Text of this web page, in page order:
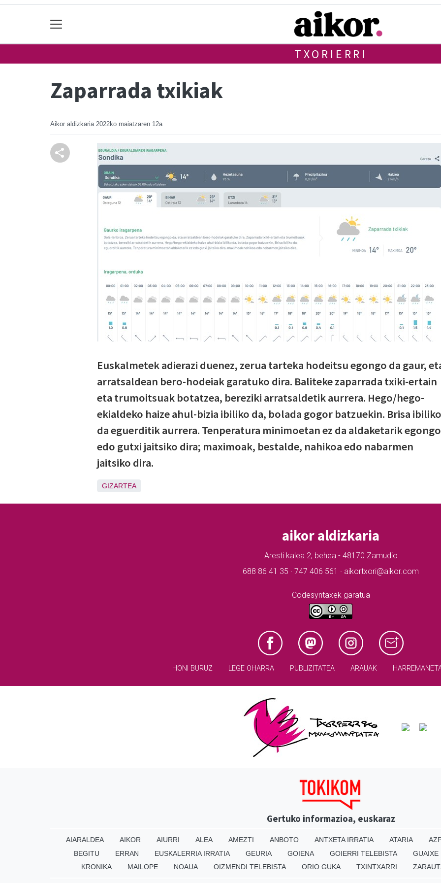
TXORIERRI
Zaparrada txikiak
Aikor aldizkaria 2022ko maiatzaren 12a
Euskalmetek adierazi duenez, zerua tarteka hodeitsu egongo da gaur,
arratsaldean bero-hodeiak garatuko dira. Baliteke zaparrada txiki-ertain
eta trumoitsuak botatzea, bereziki arratsaldetik aurrera. Hego/hego-
ekialdeko haize ahul-bizia ibiliko da, bolada gogor batzuekin. Brisa ibiliko
da eguerditik aurrera. Tenperatura minimoetan ez da aldaketarik
edo gutxi jaitsiko dira; maximoak, bestalde, nahikoa edo nabarmen
jaitsiko dira.
GIZARTEA
aikor aldizkaria
Aresti kalea 2, behea - 48170 Zamudio
688 86 41 35 · 747 406 561 · aikortxori@aikor.com
Codesyntaxek garatua
HONI BURUZ LEGE OHARRA PUBLIZITATEA ARAUAK
Gertuko informazioa, euskaraz
AIARALDEA AIKOR AIURRI ALEA AMEZTI ANBOTO ANTXETA IRRATIA ATARIA
BEGITU
ERRAN EUSKALERRIA IRRATIA GEURIA GOIENA GOIERRI TELEBISTA GUAIXE
KRONIKA
MAILOPE NOAUA OIZMENDI TELEBISTA ORIO GUKA TXINTXARRI